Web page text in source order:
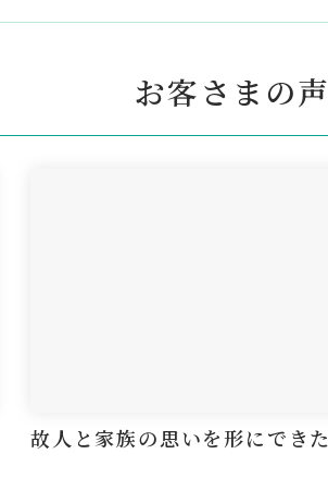
お客さまの声
故人と家族の思いを形にできた